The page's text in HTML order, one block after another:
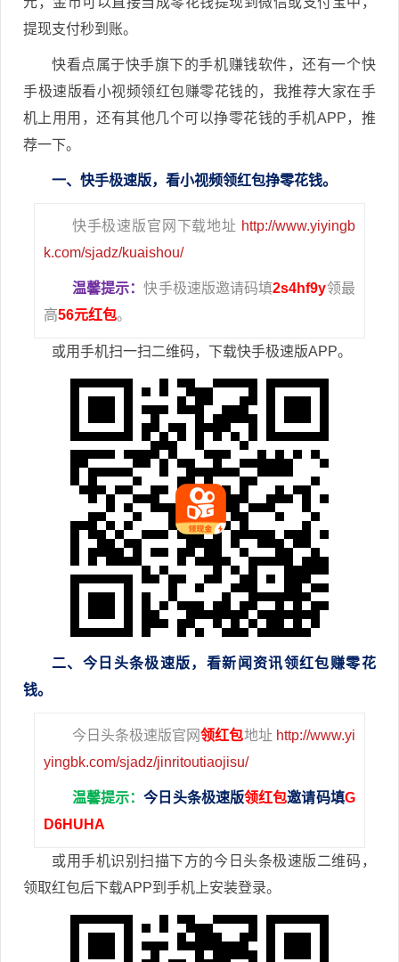
提现支付秒到账。
快看点属于快手旗下的手机赚钱软件，还有一个快
手极速版看小视频领红包赚零花钱的，我推荐大家在手
机上用用，还有其他几个可以挣零花钱的手机APP，推
荐一下。
一、快手极速版，看小视频领红包挣零花钱。
快手极速版官网下载地址 http://www.yiyingb
k.com/sjadz/kuaishou/
温馨提示：快手极速版邀请码填2s4hf9y领最
高56元红包。
或用手机扫一扫二维码，下载快手极速版APP。
二、今日头条极速版，看新闻资讯领红包赚零花
钱。
今日头条极速版官网领红包地址 http://www.yi
yingbk.com/sjadz/jinritoutiaojisu/
温馨提示：今日头条极速版领红包邀请码填G
D6HUHA
或用手机识别扫描下方的今日头条极速版二维码，
领取红包后下载APP到手机上安装登录。